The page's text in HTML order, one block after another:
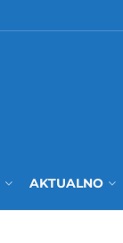
AKTUALNO